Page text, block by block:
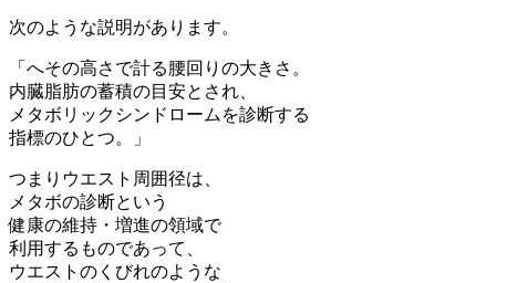
次のような説明があります。
「へその高さで計る腰回りの大きさ。
内臓脂肪の蓄積の目安とされ、
メタボリックシンドロームを診断する
指標のひとつ。」
つまりウエスト周囲径は、
メタボの診断という
健康の維持・増進の領域で
利用するものであって、
ウエストのくびれのような